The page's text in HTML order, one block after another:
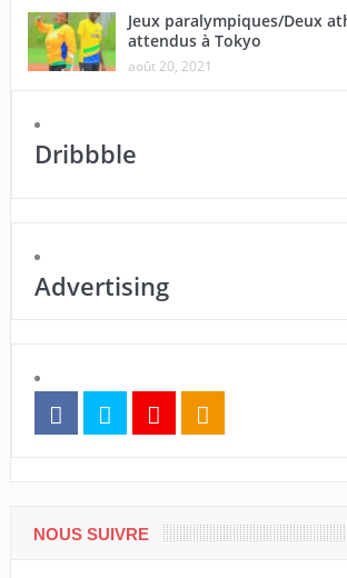
Jeux paralympiques/Deux
attendus à Tokyo
août 20, 2021
Dribbble
Advertising
NOUS SUIVRE